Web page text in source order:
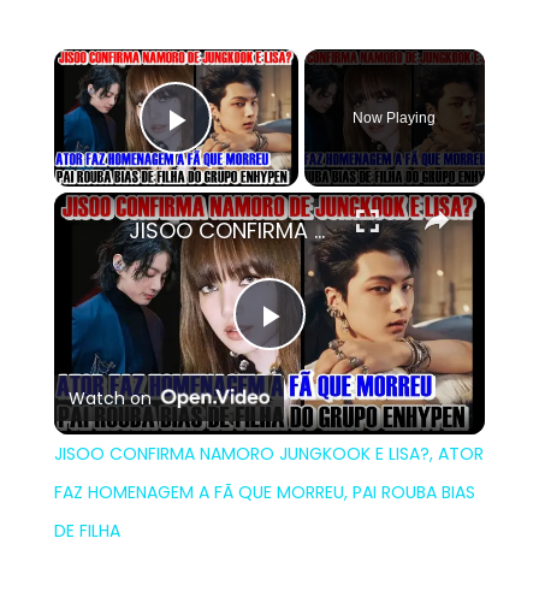
×
Play Video
Now Playing
×
Play
Video
JISOO CONFIRMA NAMORO JUNGKOOK E LISA?, ATOR FAZ HOMENAGEM A FÃ QUE MORREU, PAI ROUBA BIAS DE FILHA
Watch on
JISOO CONFIRMA NAMORO JUNGKOOK E LISA?, ATOR
FAZ HOMENAGEM A FÃ QUE MORREU, PAI ROUBA BIAS
DE FILHA